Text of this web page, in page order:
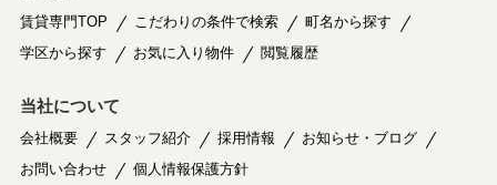
賃貸専門TOP こだわりの条件で検索
町名から探す
学区から探す
お気に入り物件 閲覧履歴
当社について
会社概要 スタッフ紹介 採用情報
お知らせ・ブログ
お問い合わせ
個人情報保護方針